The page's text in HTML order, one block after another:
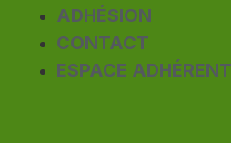
ADHÉSION
CONTACT
ESPACE ADHÉRENT